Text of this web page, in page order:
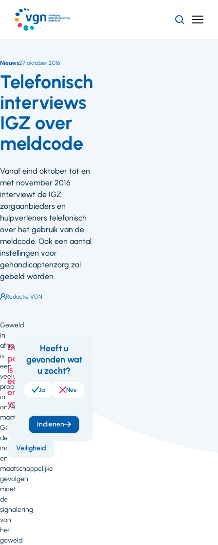
naar
hoofdinhoud
ZoekenMenu
Telefonisch
interviews
IGZ over
meldcode
Nieuws27 oktober 2016
Vanaf eind oktober tot en
met november 2016
interviewt de IGZ
zorgaanbieders en
hulpverleners telefonisch
over het gebruik van de
meldcode. Ook een aantal
instellingen voor
gehandicaptenzorg zal
gebeld worden.
Auteur:
Redactie VGN
Geweld
in
afhankelijkheidsrelaties
is
een
veelvoorkomend
probleem
in
onze
maatschappij.
Gezien
de
individuele
en
maatschappelijke
gevolgen
moet
de
signalering
van
het
geweld
Deze
pagina
is
een
onderdeel
van
Jeugd
Veiligheid
Feedback
Heeft u
gevonden wat
u zocht?
Ja Nee
Indienen